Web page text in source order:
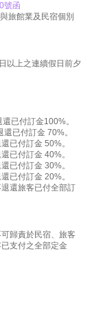
號函
旅館業及民宿個別
以上之連續假日前夕
已付訂金100%。
已付訂金 70%。
已付訂金 50%。
已付訂金 40%。
已付訂金 30%。
已付訂金 20%。
還旅客已付全部訂
歸責於民宿、旅客
支付之全部定金